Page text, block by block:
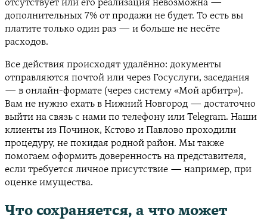
отсутствует или его реализация невозможна —
дополнительных 7% от продажи не будет. То есть вы
платите только один раз — и больше не несёте
расходов.
Все действия происходят удалённо: документы
отправляются почтой или через Госуслуги, заседания
— в онлайн-формате (через систему «Мой арбитр»).
Вам не нужно ехать в Нижний Новгород — достаточно
выйти на связь с нами по телефону или Telegram. Наши
клиенты из Починок, Кстово и Павлово проходили
процедуру, не покидая родной район. Мы также
помогаем оформить доверенность на представителя,
если требуется личное присутствие — например, при
оценке имущества.
Что сохраняется, а что может